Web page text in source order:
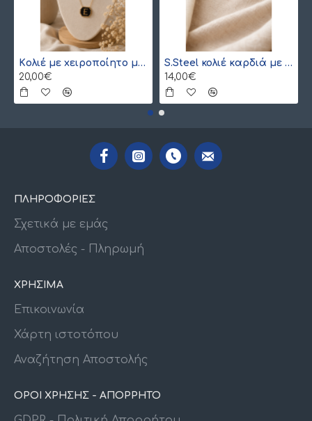
Kολιέ με xειροποίητο μονόγραμμα από γιαπωνέζικες χάντρες Miyuki , χρυσό
20,00€
S.Steel κολιέ καρδιά με γιαπωνέζικες χάντρες Miyuki κόκκινο-χρυσό
14,00€
ΠΛΗΡΟΦΟΡΙΕΣ
Σχετικά με εμάς
Αποστολές - Πληρωμή
ΧΡΗΣΙΜΑ
Επικοινωνία
Χάρτη ιστοτόπου
Αναζήτηση Αποστολής
ΟΡΟΙ ΧΡΗΣΗΣ - ΑΠΟΡΡΗΤΟ